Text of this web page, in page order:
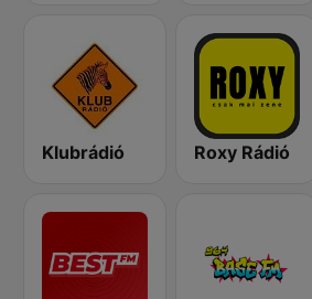
Klubrádió Roxy Rádió